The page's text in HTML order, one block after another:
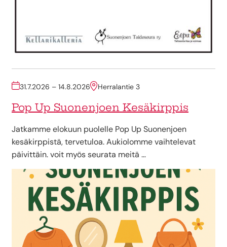
31.7.2026 – 14.8.2026 Herralantie 3
Pop Up Suonenjoen Kesäkirppis
Jatkamme elokuun puolelle Pop Up Suonenjoen
kesäkirppistä, tervetuloa. Aukiolomme vaihtelevat
päivittäin. voit myös seurata meitä …